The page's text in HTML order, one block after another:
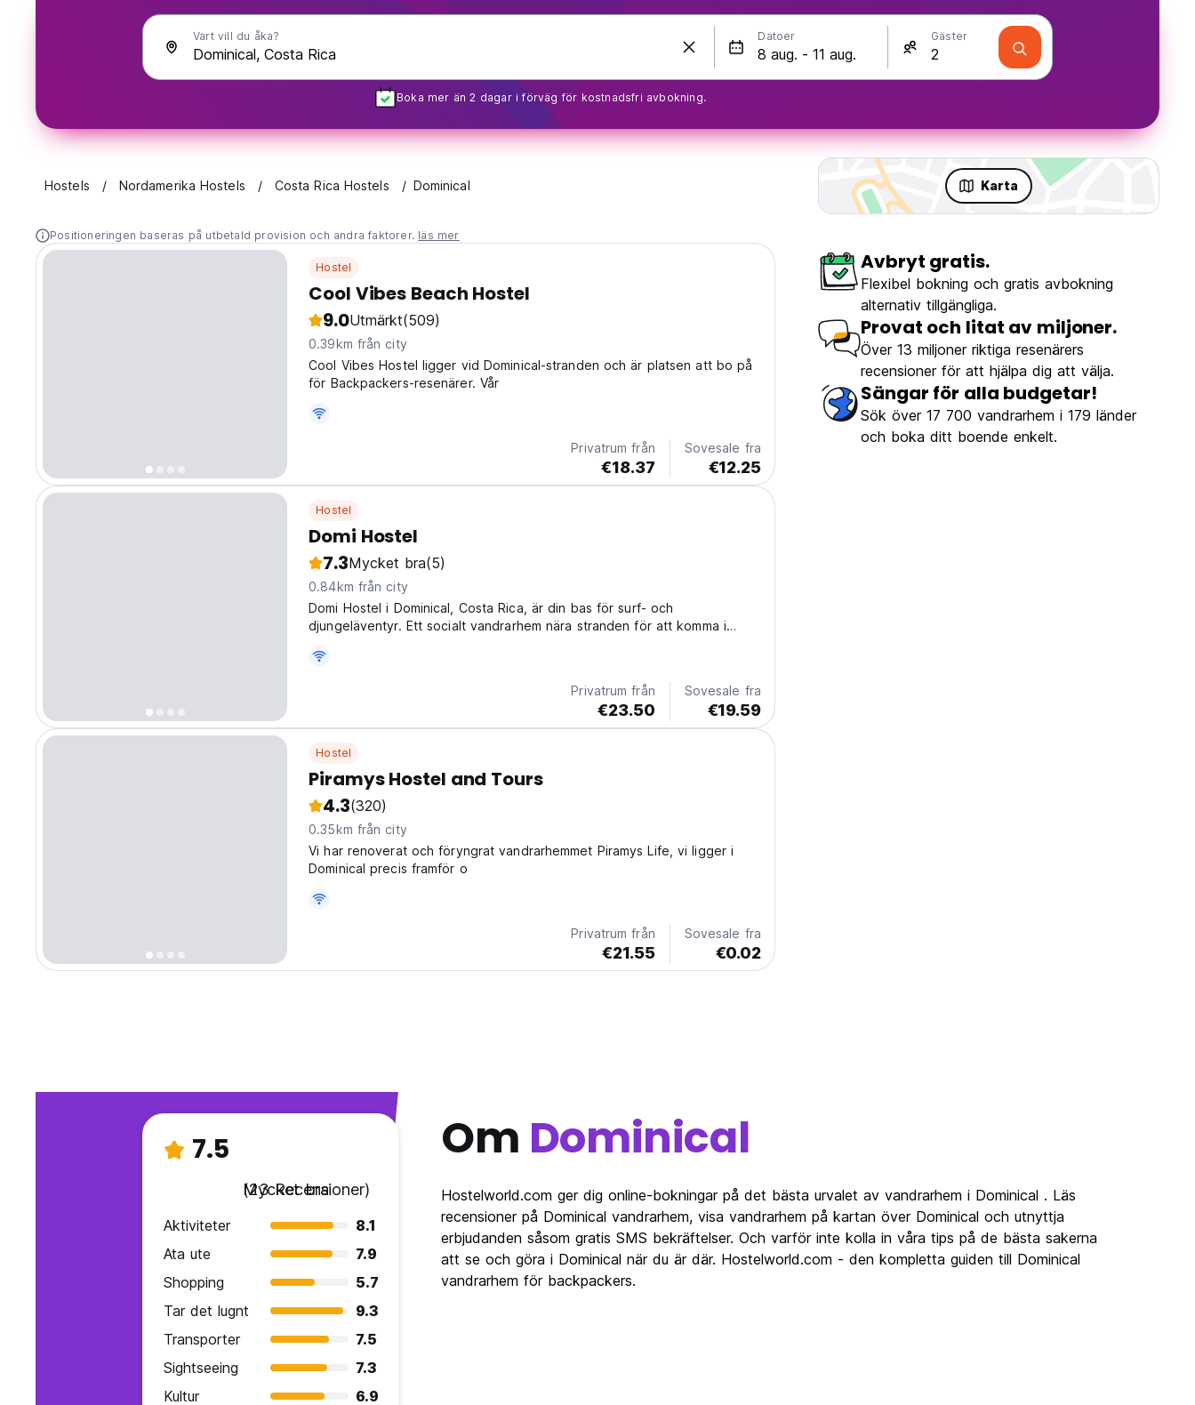
Vart vill du åka? Datoer Gäster
Boka mer än 2 dagar i förväg för kostnadsfri avbokning.
Hostels Nordamerika Hostels Costa Rica Hostels Dominical Karta
Positioneringen baseras på utbetald provision och andra faktorer. läs mer
Hostel
Cool Vibes Beach Hostel
9.0Utmärkt(509)
0.39km från city
Cool Vibes Hostel ligger vid Dominical-stranden och är platsen att bo på
för Backpackers-resenärer. Vår
Privatrum från
€18.37
Sovesale fra
€12.25
Hostel
Domi Hostel
7.3Mycket bra(5)
0.84km från city
Domi Hostel i Dominical, Costa Rica, är din bas för surf- och
djungeläventyr. Ett socialt vandrarhem nära stranden för att komma i
Privatrum från
€23.50
Sovesale fra
€19.59
Hostel
Piramys Hostel and Tours
4.3(320)
0.35km från city
Vi har renoverat och föryngrat vandrarhemmet Piramys Life, vi ligger i
Dominical precis framför o
Privatrum från
€21.55
Sovesale fra
€0.02
Avbryt gratis.
Flexibel bokning och gratis avbokning
alternativ tillgängliga.
Provat och litat av miljoner.
Över 13 miljoner riktiga resenärers
recensioner för att hjälpa dig att välja.
Sängar för alla budgetar!
Sök över 17 700 vandrarhem i 179 länder
och boka ditt boende enkelt.
7.5
Mycket bra
(23 Recensioner)
Aktiviteter
8.1
Ata ute
7.9
Shopping
5.7
Tar det lugnt
9.3
Transporter
7.5
Sightseeing
7.3
Kultur
6.9
Om Dominical
Hostelworld.com ger dig online-bokningar på det bästa urvalet av vandrarhem i Dominical . Läs
recensioner på Dominical vandrarhem, visa vandrarhem på kartan över Dominical och utnyttja
erbjudanden såsom gratis SMS bekräftelser. Och varför inte kolla in våra tips på de bästa sakerna
att se och göra i Dominical när du är där. Hostelworld.com - den kompletta guiden till Dominical
vandrarhem för backpackers.